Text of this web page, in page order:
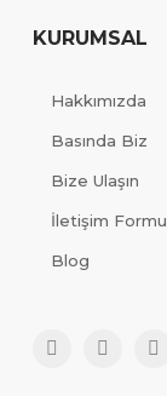
KURUMSAL
Hakkımızda
Basında Biz
Bize Ulaşın
İletişim Formu
Blog